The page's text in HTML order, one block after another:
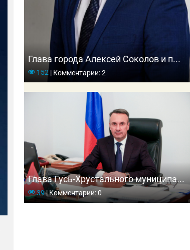
Глава города Алексей Соколов и п...
152 |Комментарии: 2
Глава Гусь-Хрустального муниципа...
39|Комментарии: 0